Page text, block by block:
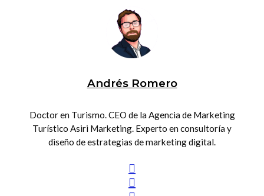
Andrés Romero
Doctor en Turismo. CEO de la Agencia de Marketing
Turístico Asiri Marketing. Experto en consultoría y
diseño de estrategias de marketing digital.